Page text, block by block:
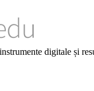
digitale și